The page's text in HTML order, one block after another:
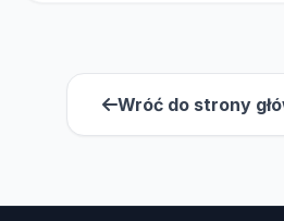
Wróć do strony